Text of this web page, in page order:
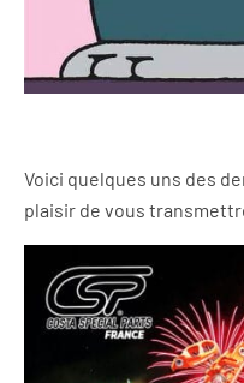
Voici quelques uns des
plaisir de vous